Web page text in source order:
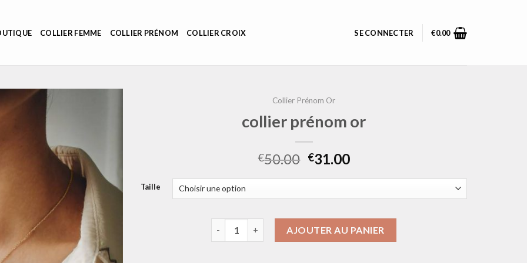
COLLIER FEMME COLLIER PRÉNOM COLLIER CROIX SE CONNECTER €0.00
Collier Prénom Or
collier prénom or
€50.00 €31.00
Taille
AJOUTER AU PANIER